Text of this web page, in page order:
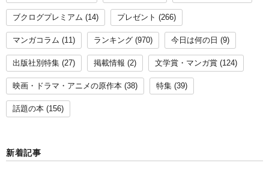
ブクログプレミアム (14) プレゼント (266)
マンガコラム (11) ランキング (970) 今日は何の日 (9)
出版社別特集 (27) 掲載情報 (2) 文学賞・マンガ賞 (124)
映画・ドラマ・アニメの原作本 (38) 特集 (39)
話題の本 (156)
新着記事